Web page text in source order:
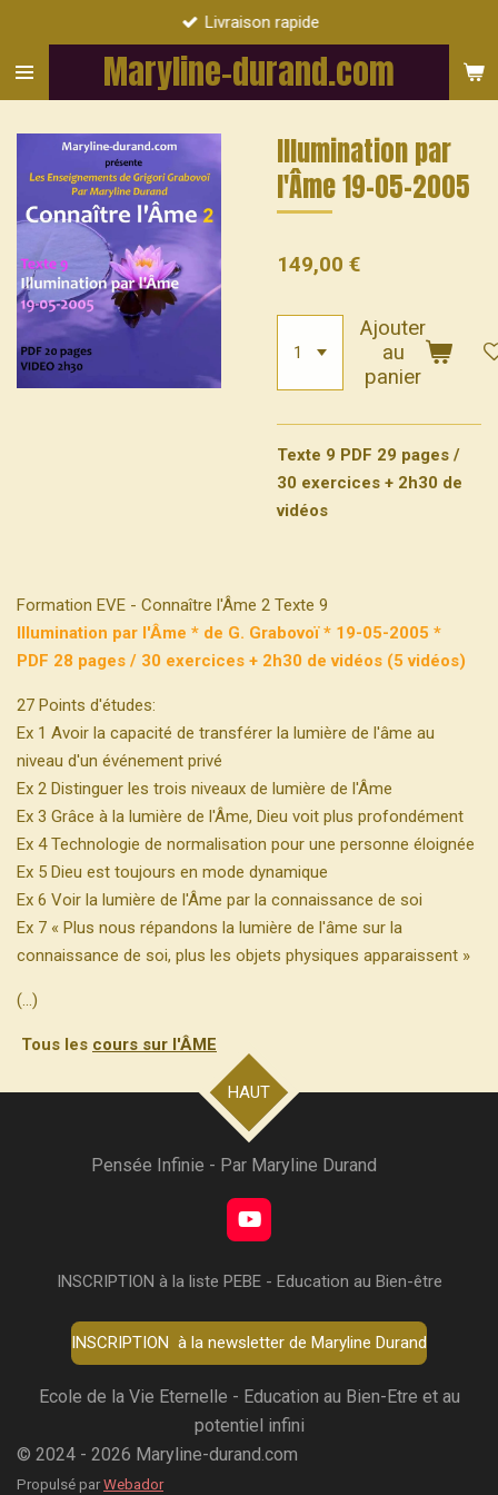
contenu
Maryline-durand.com
Livraison rapide
Illumination par
l'Âme 19-05-2005
149,00 €
Ajouter
au
panier
Texte 9 PDF 29 pages /
30 exercices + 2h30 de
vidéos
Formation EVE - Connaître l'Âme 2 Texte 9
Illumination par l'Âme * de G. Grabovoï * 19-05-2005 *
PDF 28 pages / 30 exercices + 2h30 de vidéos (5 vidéos)
27 Points d'études:
Ex 1 Avoir la capacité de transférer la lumière de l'âme au
niveau d'un événement privé
Ex 2 Distinguer les trois niveaux de lumière de l'Âme
Ex 3 Grâce à la lumière de l'Âme, Dieu voit plus profondément
Ex 4 Technologie de normalisation pour une personne éloignée
Ex 5 Dieu est toujours en mode dynamique
Ex 6 Voir la lumière de l'Âme par la connaissance de soi
Ex 7 « Plus nous répandons la lumière de l'âme sur la
connaissance de soi, plus les objets physiques apparaissent »
(...)
Tous les cours sur l'ÂME
HAUT
Pensée Infinie - Par Maryline Durand
Y
o
T
b
e
INSCRIPTION à la liste PEBE - Education au Bien-être
INSCRIPTION à la newsletter de Maryline Durand
Ecole de la Vie Eternelle - Education au Bien-Etre et au
potentiel infini
© 2024 - 2026 Maryline-durand.com
Propulsé parWebador